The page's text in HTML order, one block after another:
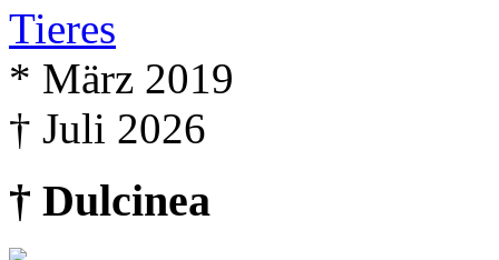
* März 2019
† Juli 2026
† Dulcinea